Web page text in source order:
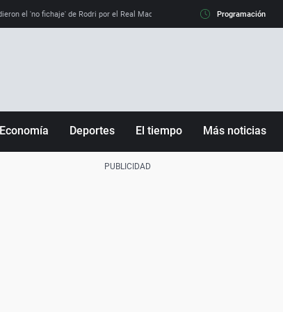
el 'no fichaje' de Rodri por el Real Madrid y su 'sí' al Barça La llamada
Programación
Economía Deportes El tiempo Más noticias